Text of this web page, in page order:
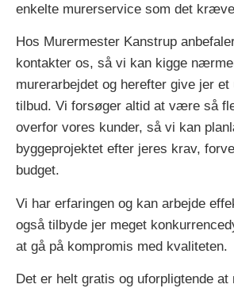
enkelte murerservice som det
Hos Murermester Kanstrup
kontakter os, så vi kan kigge
murerarbejdet og herefter give jer et
tilbud. Vi forsøger altid at være så
overfor vores kunder, så vi kan
byggeprojektet efter jeres krav,
budget.
Vi har erfaringen og kan arbejde
også tilbyde jer meget
at gå på kompromis med kvaliteten.
Det er helt gratis og uforpligtende at